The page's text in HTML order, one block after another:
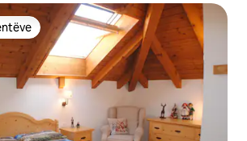
të klientëve